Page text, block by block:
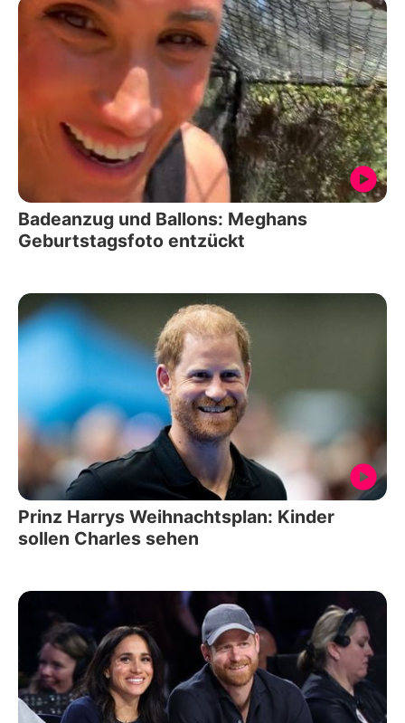
Badeanzug und Ballons: Meghans
Geburtstagsfoto entzückt
Prinz Harrys Weihnachtsplan: Kinder
sollen Charles sehen